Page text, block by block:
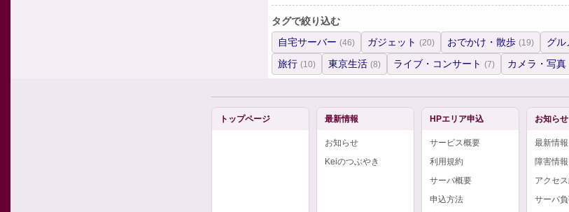
タグで絞り込む
自宅サーバー (46) ガジェット (20) おでかけ・散歩 (19) グル
旅行 (10) 東京生活 (8) ライブ・コンサート (7) カメラ・写真
トップページ 最新情報
お知らせ
Keiのつぶやき
HPエリア申込
サービス概要
利用規約
サーバ概要
申込方法
お知らせ
最新情報
障害情報
アクセ
サーバ